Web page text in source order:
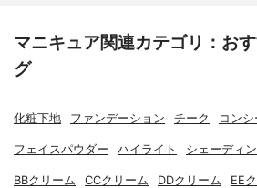
マニキュア関連カテゴリ：お
グ
化粧下地 ファンデーション チーク コン
フェイスパウダー ハイライト シェーディ
BBクリーム CCクリーム DDクリーム EE